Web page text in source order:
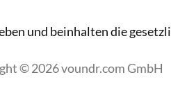
und beinhalten die
© 2026 voundr.com GmbH